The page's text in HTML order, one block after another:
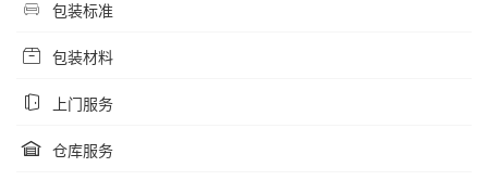
包装标准
包装材料
上门服务
仓库服务